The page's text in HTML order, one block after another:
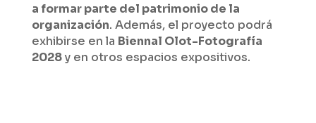
a formar parte del patrimonio de la
organización. Además, el proyecto podrá
exhibirse en la Biennal Olot-Fotografía
2028y en otros espacios expositivos.